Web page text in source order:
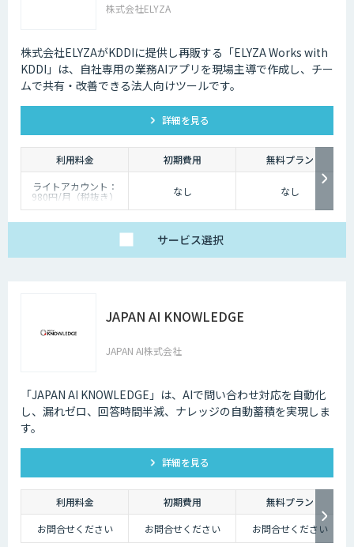
株式会社ELYZA
株式会社ELYZAがKDDIに提供し再販する「ELYZA Works with
KDDI」は、自社専用の業務AIアプリを現場主導で作成し、チー
ムで共有・改善できる法人向けツールです。
詳細を見る
利用料金 初期費用
無料プラン
ライトアカウント：
980円/月（税抜き）
ベーシックアカウン
ト：4,980円/月（税抜
き）
なし なし
サービス選択
JAPAN AI KNOWLEDGE
JAPAN AI株式会社
「JAPAN AI KNOWLEDGE」は、AIで問い合わせ対応を自動化
し、漏れゼロ、回答時間半減、ナレッジの自動蓄積を実現しま
す。
詳細を見る
利用料金 初期費用
無料プラン
お問合せください
お問合せください お問合せください